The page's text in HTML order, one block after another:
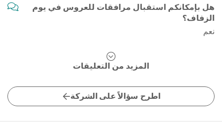
هل بإمكانكم استقبال مرافقات للعروس في يوم
الزفاف؟
نعم
المزيد من التعليقات
اطرح سؤالاً على الشركة